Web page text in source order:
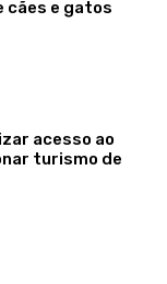
cães e gatos
acesso ao
turismo de